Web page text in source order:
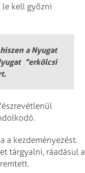
le kell győzni
a Nyugat
"erkölcsi
a kezdeményezést.
tárgyalni, ráadásul a